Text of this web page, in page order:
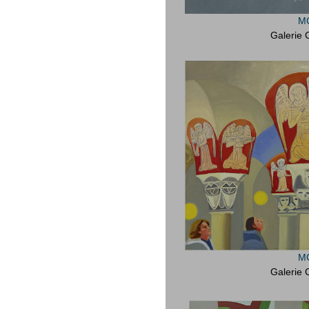
Galerie
Galerie